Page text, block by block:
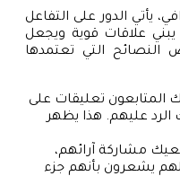
يأتي الدور على التفاعل
يبني علاقات قوية ويجعل
النصائح التي تعتمدها
المتابعون تعليقات على
عليهم. هذا يظهر
مشاركة آرائهم،
يشعرون بأنهم جزء